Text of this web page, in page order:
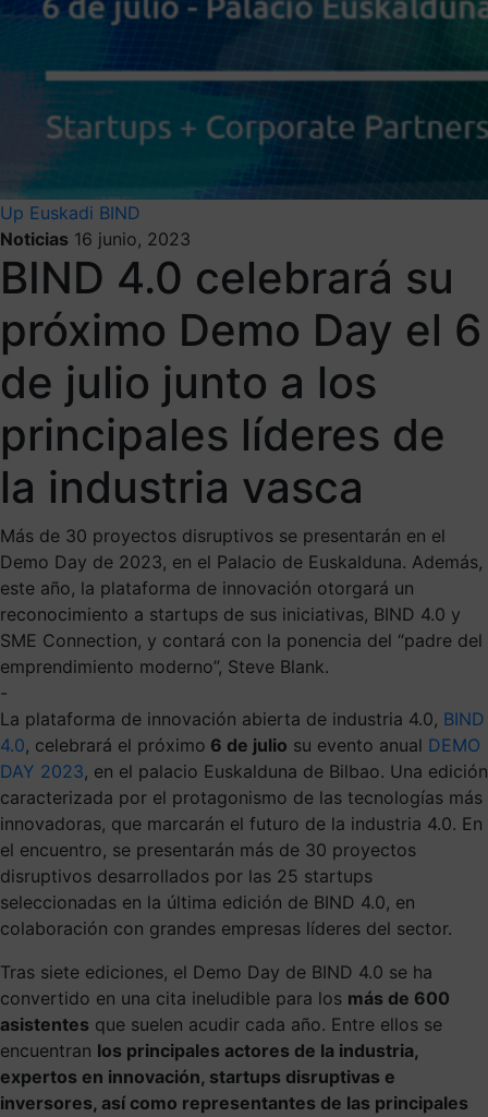
Up Euskadi BIND
Noticias 16 junio, 2023
BIND 4.0 celebrará su
próximo Demo Day el 6
de julio junto a los
principales líderes de
la industria vasca
Más de 30 proyectos disruptivos se presentarán en el
Demo Day de 2023, en el Palacio de Euskalduna. Además,
este año, la plataforma de innovación otorgará un
reconocimiento a startups de sus iniciativas, BIND 4.0 y
SME Connection, y contará con la ponencia del “padre del
emprendimiento moderno”, Steve Blank.
-
La plataforma de innovación abierta de industria 4.0, BIND
4.0, celebrará el próximo 6 de julio su evento anual DEMO
DAY 2023, en el palacio Euskalduna de Bilbao. Una edición
caracterizada por el protagonismo de las tecnologías más
innovadoras, que marcarán el futuro de la industria 4.0. En
el encuentro, se presentarán más de 30 proyectos
disruptivos desarrollados por las 25 startups
seleccionadas en la última edición de BIND 4.0, en
colaboración con grandes empresas líderes del sector.
Tras siete ediciones, el Demo Day de BIND 4.0 se ha
convertido en una cita ineludible para los más de 600
asistentes que suelen acudir cada año. Entre ellos se
encuentran los principales actores de la industria,
expertos en innovación, startups disruptivas e
inversores, así como representantes de las principales